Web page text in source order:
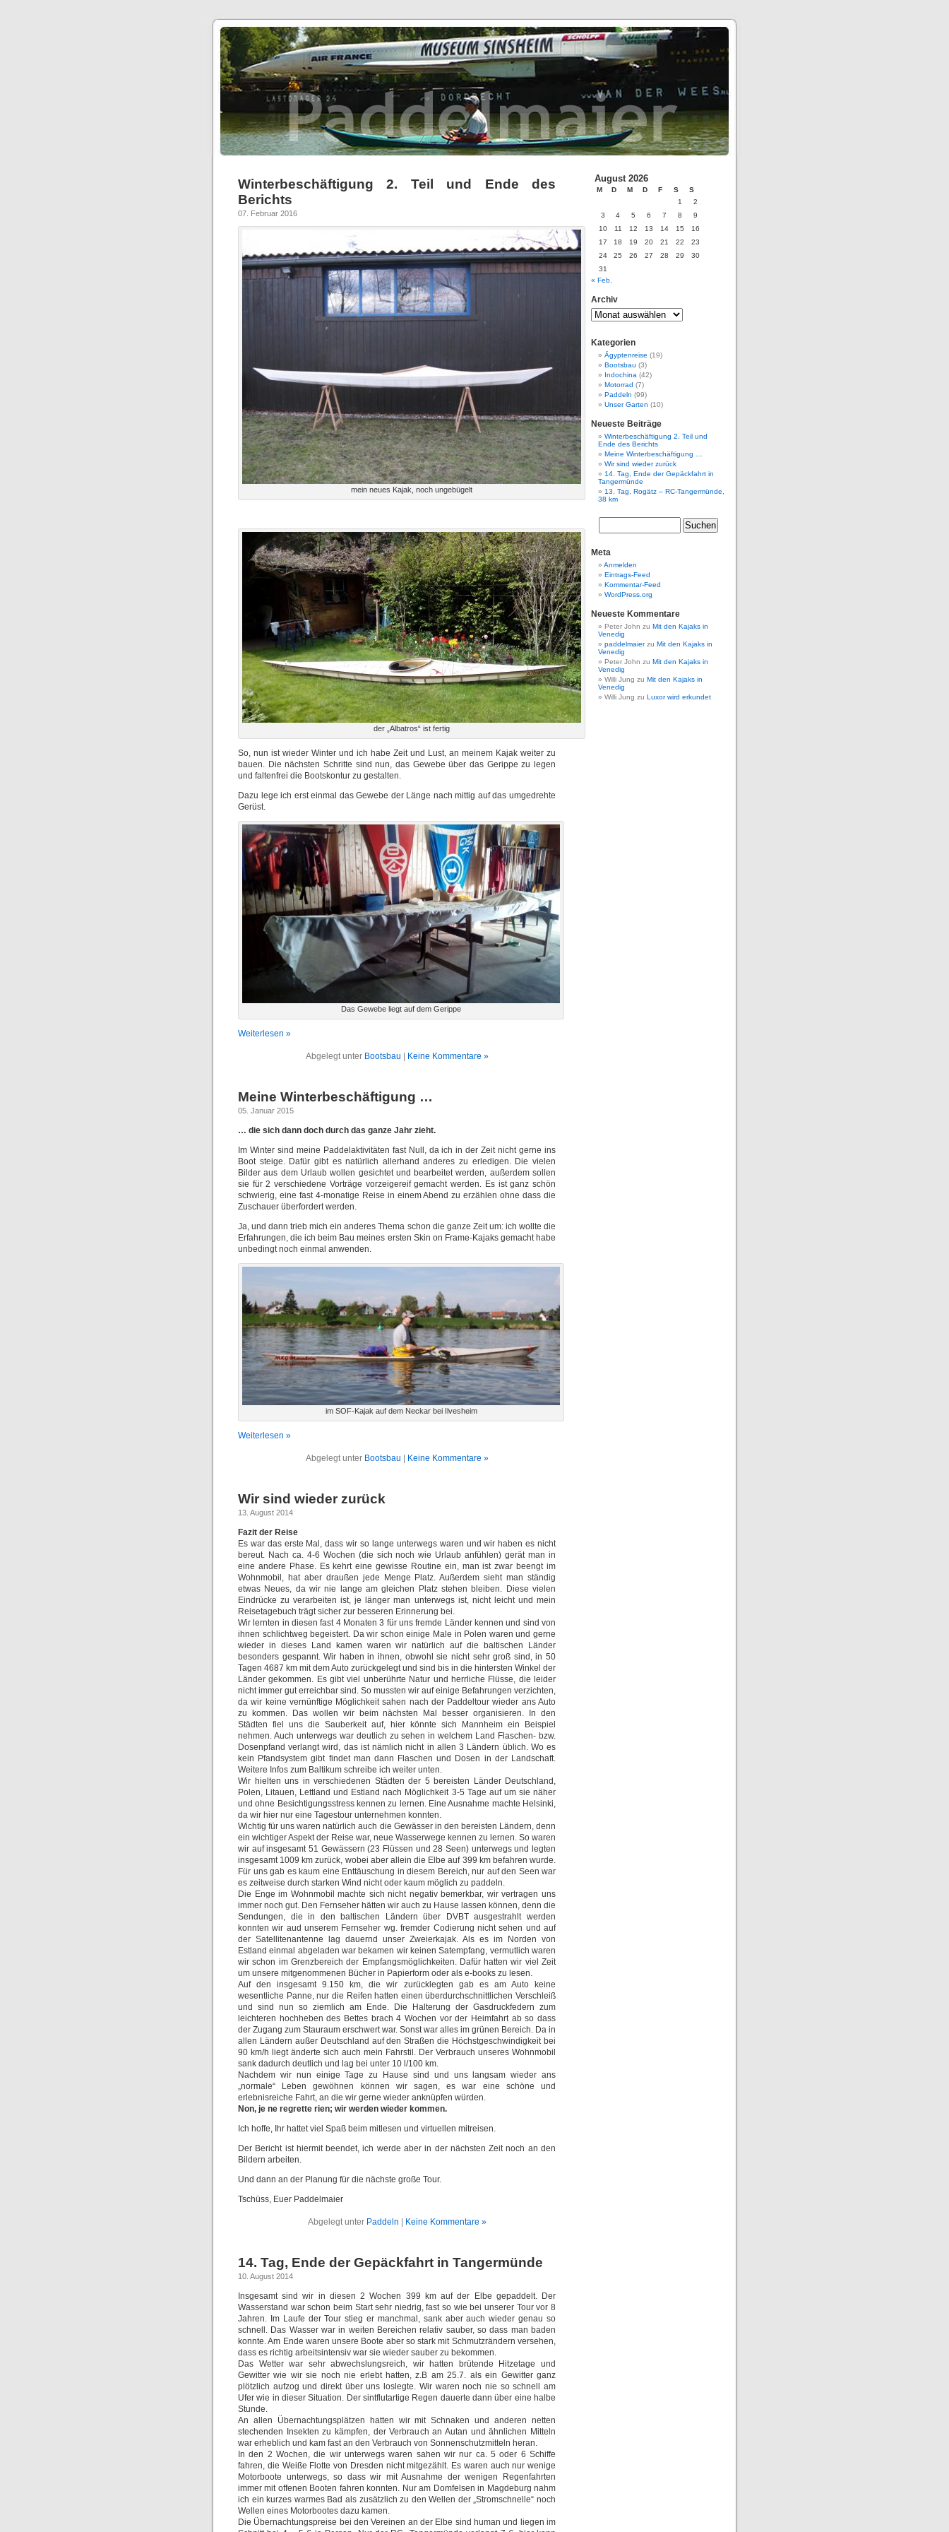
Winterbeschäftigung 2. Teil und Ende des
Berichts
07. Februar 2016
mein neues Kajak, noch ungebügelt
der „Albatros“ ist fertig
So, nun ist wieder Winter und ich habe Zeit und Lust, an meinem Kajak weiter zu
bauen. Die nächsten Schritte sind nun, das Gewebe über das Gerippe zu legen
und faltenfrei die Bootskontur zu gestalten.
Dazu lege ich erst einmal das Gewebe der Länge nach mittig auf das umgedrehte
Gerüst.
Das Gewebe liegt auf dem Gerippe
Weiterlesen »
Abgelegt unter Bootsbau Keine Kommentare »
Meine Winterbeschäftigung …
05. Januar 2015
… die sich dann doch durch das ganze Jahr zieht.
Im Winter sind meine Paddelaktivitäten fast Null, da ich in der Zeit nicht gerne ins
Boot steige. Dafür gibt es natürlich allerhand anderes zu erledigen. Die vielen
Bilder aus dem Urlaub wollen gesichtet und bearbeitet werden, außerdem sollen
sie für 2 verschiedene Vorträge vorzeigereif gemacht werden. Es ist ganz schön
schwierig, eine fast 4-monatige Reise in einem Abend zu erzählen ohne dass die
Zuschauer überfordert werden.
Ja, und dann trieb mich ein anderes Thema schon die ganze Zeit um: ich wollte die
Erfahrungen, die ich beim Bau meines ersten Skin on Frame-Kajaks gemacht habe
unbedingt noch einmal anwenden.
im SOF-Kajak auf dem Neckar bei Ilvesheim
Weiterlesen »
Abgelegt unter Bootsbau Keine Kommentare »
Wir sind wieder zurück
13. August 2014
Fazit der Reise
Es war das erste Mal, dass wir so lange unterwegs waren und wir haben es nicht
bereut. Nach ca. 4-6 Wochen (die sich noch wie Urlaub anfühlen) gerät man in
eine andere Phase. Es kehrt eine gewisse Routine ein, man ist zwar beengt im
Wohnmobil, hat aber draußen jede Menge Platz. Außerdem sieht man ständig
etwas Neues, da wir nie lange am gleichen Platz stehen bleiben. Diese vielen
Eindrücke zu verarbeiten ist, je länger man unterwegs ist, nicht leicht und mein
Reisetagebuch trägt sicher zur besseren Erinnerung bei.
Wir lernten in diesen fast 4 Monaten 3 für uns fremde Länder kennen und sind von
ihnen schlichtweg begeistert. Da wir schon einige Male in Polen waren und gerne
wieder in dieses Land kamen waren wir natürlich auf die baltischen Länder
besonders gespannt. Wir haben in ihnen, obwohl sie nicht sehr groß sind, in 50
Tagen 4687 km mit dem Auto zurückgelegt und sind bis in die hintersten Winkel der
Länder gekommen. Es gibt viel unberührte Natur und herrliche Flüsse, die leider
nicht immer gut erreichbar sind. So mussten wir auf einige Befahrungen verzichten,
da wir keine vernünftige Möglichkeit sahen nach der Paddeltour wieder ans Auto
zu kommen. Das wollen wir beim nächsten Mal besser organisieren. In den
Städten fiel uns die Sauberkeit auf, hier könnte sich Mannheim ein Beispiel
nehmen. Auch unterwegs war deutlich zu sehen in welchem Land Flaschen- bzw.
Dosenpfand verlangt wird, das ist nämlich nicht in allen 3 Ländern üblich. Wo es
kein Pfandsystem gibt findet man dann Flaschen und Dosen in der Landschaft.
Weitere Infos zum Baltikum schreibe ich weiter unten.
Wir hielten uns in verschiedenen Städten der 5 bereisten Länder Deutschland,
Polen, Litauen, Lettland und Estland nach Möglichkeit 3-5 Tage auf um sie näher
und ohne Besichtigungsstress kennen zu lernen. Eine Ausnahme machte Helsinki,
da wir hier nur eine Tagestour unternehmen konnten.
Wichtig für uns waren natürlich auch die Gewässer in den bereisten Ländern, denn
ein wichtiger Aspekt der Reise war, neue Wasserwege kennen zu lernen. So waren
wir auf insgesamt 51 Gewässern (23 Flüssen und 28 Seen) unterwegs und legten
insgesamt 1009 km zurück, wobei aber allein die Elbe auf 399 km befahren wurde.
Für uns gab es kaum eine Enttäuschung in diesem Bereich, nur auf den Seen war
es zeitweise durch starken Wind nicht oder kaum möglich zu paddeln.
Die Enge im Wohnmobil machte sich nicht negativ bemerkbar, wir vertragen uns
immer noch gut. Den Fernseher hätten wir auch zu Hause lassen können, denn die
Sendungen, die in den baltischen Ländern über DVBT ausgestrahlt werden
konnten wir aud unserem Fernseher wg. fremder Codierung nicht sehen und auf
der Satellitenantenne lag dauernd unser Zweierkajak. Als es im Norden von
Estland einmal abgeladen war bekamen wir keinen Satempfang, vermutlich waren
wir schon im Grenzbereich der Empfangsmöglichkeiten. Dafür hatten wir viel Zeit
um unsere mitgenommenen Bücher in Papierform oder als e-books zu lesen.
Auf den insgesamt 9.150 km, die wir zurücklegten gab es am Auto keine
wesentliche Panne, nur die Reifen hatten einen überdurchschnittlichen Verschleiß
und sind nun so ziemlich am Ende. Die Halterung der Gasdruckfedern zum
leichteren hochheben des Bettes brach 4 Wochen vor der Heimfahrt ab so dass
der Zugang zum Stauraum erschwert war. Sonst war alles im grünen Bereich. Da in
allen Ländern außer Deutschland auf den Straßen die Höchstgeschwindigkeit bei
90 km/h liegt änderte sich auch mein Fahrstil. Der Verbrauch unseres Wohnmobil
sank dadurch deutlich und lag bei unter 10 l/100 km.
Nachdem wir nun einige Tage zu Hause sind und uns langsam wieder ans
„normale“ Leben gewöhnen können wir sagen, es war eine schöne und
erlebnisreiche Fahrt, an die wir gerne wieder anknüpfen würden.
Non, je ne regrette rien; wir werden wieder kommen.
Ich hoffe, Ihr hattet viel Spaß beim mitlesen und virtuellen mitreisen.
Der Bericht ist hiermit beendet, ich werde aber in der nächsten Zeit noch an den
Bildern arbeiten.
Und dann an der Planung für die nächste große Tour.
Tschüss, Euer Paddelmaier
Abgelegt unter Paddeln Keine Kommentare »
14. Tag, Ende der Gepäckfahrt in Tangermünde
10. August 2014
Insgesamt sind wir in diesen 2 Wochen 399 km auf der Elbe gepaddelt. Der
Wasserstand war schon beim Start sehr niedrig, fast so wie bei unserer Tour vor 8
Jahren. Im Laufe der Tour stieg er manchmal, sank aber auch wieder genau so
schnell. Das Wasser war in weiten Bereichen relativ sauber, so dass man baden
konnte. Am Ende waren unsere Boote aber so stark mit Schmutzrändern versehen,
dass es richtig arbeitsintensiv war sie wieder sauber zu bekommen.
Das Wetter war sehr abwechslungsreich, wir hatten brütende Hitzetage und
Gewitter wie wir sie noch nie erlebt hatten, z.B am 25.7. als ein Gewitter ganz
plötzlich aufzog und direkt über uns loslegte. Wir waren noch nie so schnell am
Ufer wie in dieser Situation. Der sintflutartige Regen dauerte dann über eine halbe
Stunde.
An allen Übernachtungsplätzen hatten wir mit Schnaken und anderen netten
stechenden Insekten zu kämpfen, der Verbrauch an Autan und ähnlichen Mitteln
war erheblich und kam fast an den Verbrauch von Sonnenschutzmitteln heran.
In den 2 Wochen, die wir unterwegs waren sahen wir nur ca. 5 oder 6 Schiffe
fahren, die Weiße Flotte von Dresden nicht mitgezählt. Es waren auch nur wenige
Motorboote unterwegs, so dass wir mit Ausnahme der wenigen Regenfahrten
immer mit offenen Booten fahren konnten. Nur am Domfelsen in Magdeburg nahm
ich ein kurzes warmes Bad als zusätzlich zu den Wellen der „Stromschnelle“ noch
Wellen eines Motorbootes dazu kamen.
Die Übernachtungspreise bei den Vereinen an der Elbe sind human und liegen im
August 2026
M D M D F S
S
1
2
3
4 5 6 7 8
9
10
11 12 13 14 15
16
17
18 19 20 21 22
23
24
25 26 27 28 29
30
31
« Feb.
Archiv
Archiv
Kategorien
Ägyptenreise (19)
Bootsbau (3)
Indochina (42)
Motorrad (7)
Paddeln (99)
Unser Garten (10)
Neueste Beiträge
Winterbeschäftigung 2. Teil und
Ende des Berichts
Meine Winterbeschäftigung …
Wir sind wieder zurück
14. Tag, Ende der Gepäckfahrt in
Tangermünde
13. Tag, Rogätz – RC-Tangermünde,
38 km
Meta
Anmelden
Eintrags-Feed
Kommentar-Feed
WordPress.org
Neueste Kommentare
Peter John zu Mit den Kajaks in
Venedig
paddelmaierzu Mit den Kajaks in
Venedig
Peter John zu Mit den Kajaks in
Venedig
Willi Jung zu Mit den Kajaks in
Venedig
Willi Jung zu Luxor wird erkundet